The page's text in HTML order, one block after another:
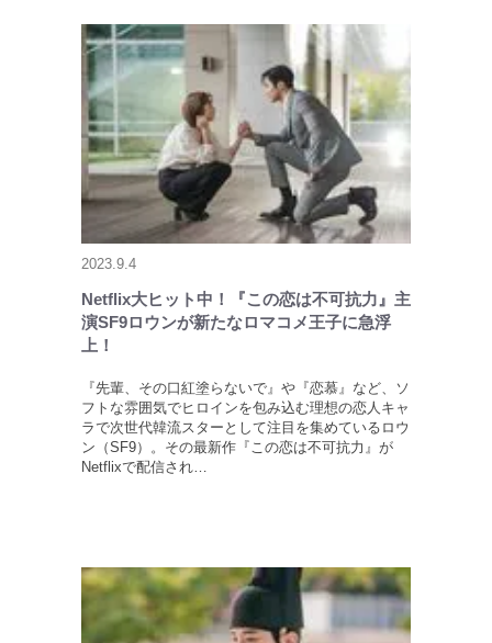
2023.9.4
Netflix大ヒット中！『この恋は不可抗力』主
演SF9ロウンが新たなロマコメ王子に急浮
上！
『先輩、その口紅塗らないで』や『恋慕』など、ソ
フトな雰囲気でヒロインを包み込む理想の恋人キャ
ラで次世代韓流スターとして注目を集めているロウ
ン（SF9）。その最新作『この恋は不可抗力』が
Netflixで配信され…